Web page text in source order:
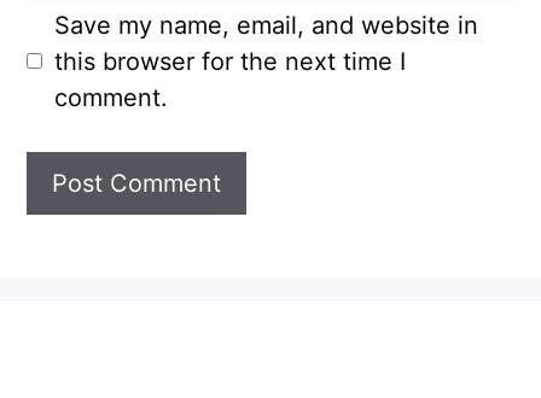
Save my name, email, and website in
this browser for the next time I
comment.